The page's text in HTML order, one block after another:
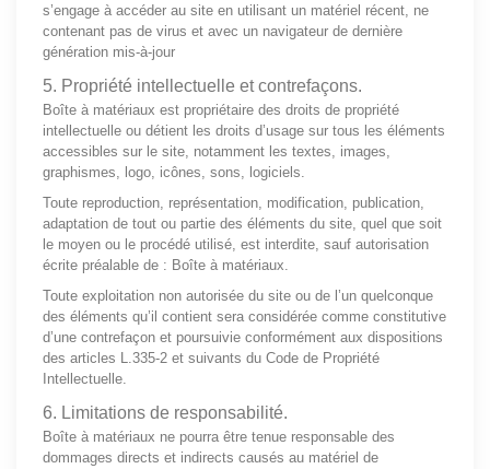
s’engage à accéder au site en utilisant un matériel récent, ne
contenant pas de virus et avec un navigateur de dernière
génération mis-à-jour
5. Propriété intellectuelle et contrefaçons.
Boîte à matériaux est propriétaire des droits de propriété
intellectuelle ou détient les droits d’usage sur tous les éléments
accessibles sur le site, notamment les textes, images,
graphismes, logo, icônes, sons, logiciels.
Toute reproduction, représentation, modification, publication,
adaptation de tout ou partie des éléments du site, quel que soit
le moyen ou le procédé utilisé, est interdite, sauf autorisation
écrite préalable de : Boîte à matériaux.
Toute exploitation non autorisée du site ou de l’un quelconque
des éléments qu’il contient sera considérée comme constitutive
d’une contrefaçon et poursuivie conformément aux dispositions
des articles L.335-2 et suivants du Code de Propriété
Intellectuelle.
6. Limitations de responsabilité.
Boîte à matériaux ne pourra être tenue responsable des
dommages directs et indirects causés au matériel de